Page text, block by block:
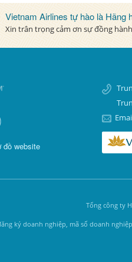
Vietnam Airlines tự hào là Hãng
Xin trân trọng cảm ơn sự đồng
đồ website
Tổng công ty
ký doanh nghiệp, mã số doanh